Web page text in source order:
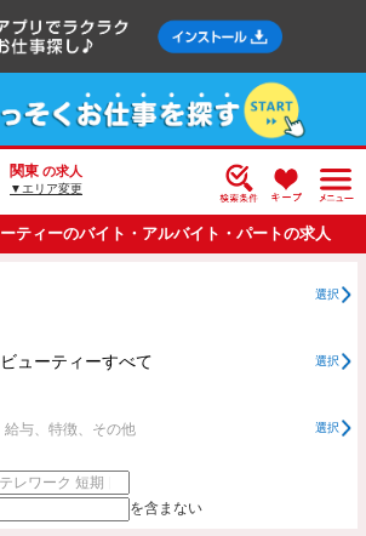
関東 の求人
▼エリア変更
ティーのバイト・アルバイト・パートの求人
情報一覧
選択
ューティーすべて 選択
給与、特徴、その他 選択
を含まない